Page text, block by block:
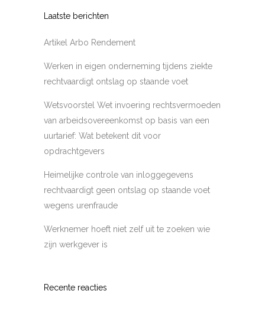
Laatste berichten
Artikel Arbo Rendement
Werken in eigen onderneming tijdens ziekte
rechtvaardigt ontslag op staande voet
Wetsvoorstel Wet invoering rechtsvermoeden
van arbeidsovereenkomst op basis van een
uurtarief: Wat betekent dit voor
opdrachtgevers
Heimelijke controle van inloggegevens
rechtvaardigt geen ontslag op staande voet
wegens urenfraude
Werknemer hoeft niet zelf uit te zoeken wie
zijn werkgever is
Recente reacties